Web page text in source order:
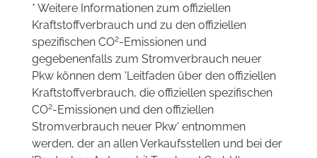
* Weitere Informationen zum offiziellen
Kraftstoffverbrauch und zu den offiziellen
spezifischen CO2-Emissionen und
gegebenenfalls zum Stromverbrauch neuer
Pkw können dem 'Leitfaden über den offiziellen
Kraftstoffverbrauch, die offiziellen spezifischen
CO2-Emissionen und den offiziellen
Stromverbrauch neuer Pkw' entnommen
werden, der an allen Verkaufsstellen und bei der